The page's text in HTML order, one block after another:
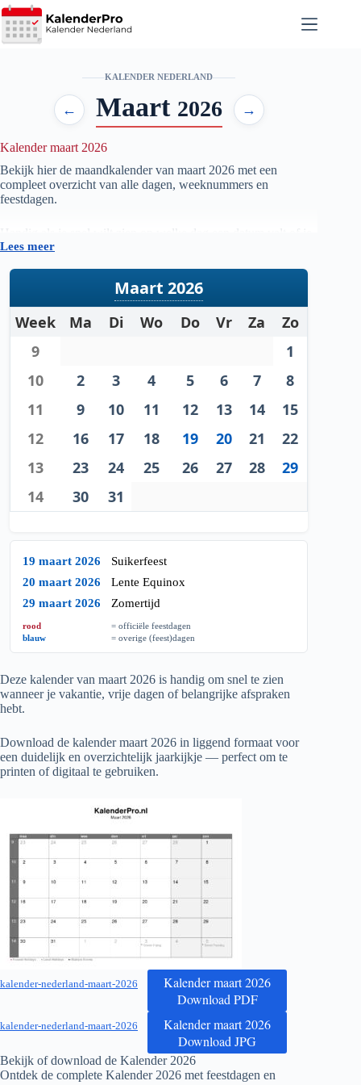
Ga
naar
de
KALENDER NEDERLAND
← Maart 2026 →
Kalender maart 2026
Bekijk hier de maandkalender van maart 2026 met een
compleet overzicht van alle dagen, weeknummers en
feestdagen.
Handig als je snel wilt zien op welke dag een datum valt of je
je planning voor de maand maart
Lees meer
Maart 2026
Week Ma Di Wo Do Vr Za
Zo
9
1
10
2 3 4 5 6 7
8
11
9 10 11 12 13 14
15
12
16 17 18 19 20 21
22
13
23 24 25 26 27 28
29
14
30 31
19 maart 2026
Suikerfeest
20 maart 2026
Lente Equinox
29 maart 2026
Zomertijd
rood
= officiële feestdagen
blauw
= overige (feest)dagen
Deze kalender van maart 2026 is handig om snel te zien
wanneer je vakantie, vrije dagen of belangrijke afspraken
hebt.
Download de kalender maart 2026 in liggend formaat voor
een duidelijk en overzichtelijk jaarkijkje — perfect om te
printen of digitaal te gebruiken.
kalender-nederland-maart-2026
Kalender maart 2026
Download PDF
kalender-nederland-maart-2026
Kalender maart 2026
Download JPG
Bekijk of download de Kalender 2026
Ontdek de complete Kalender 2026 met feestdagen en